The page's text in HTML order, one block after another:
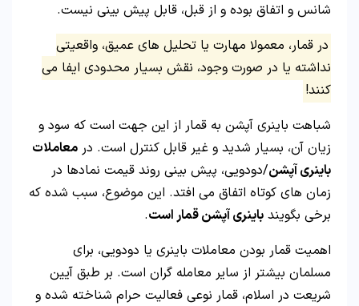
شانس و اتفاق بوده و از قبل، قابل پیش بینی نیست.
در قمار، معمولا مهارت یا تحلیل های عمیق، واقعیتی
نداشته یا در صورت وجود، نقش بسیار محدودی ایفا می
کنند!
شباهت باینری آپشن به قمار از این جهت است که سود و
زیان آن، بسیار شدید و غیر قابل کنترل است. در معاملات
باینری آپشن/دودویی، پیش بینی روند قیمت نمادها در
زمان های کوتاه اتفاق می افتد. این موضوع، سبب شده که
برخی بگویند باینری آپشن قمار است.
اهمیت قمار بودن معاملات باینری یا دودویی، برای
مسلمان بیشتر از سایر معامله گران است. بر طبق آیین
شریعت در اسلام، قمار نوعی فعالیت حرام شناخته شده و